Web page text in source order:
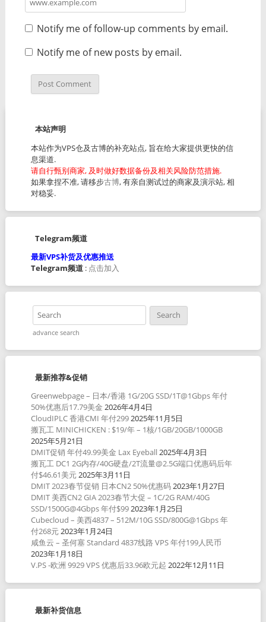
Notify me of follow-up comments by email.
Notify me of new posts by email.
本站声明
本站作为VPS仓及古博的补充站点, 旨在给大家提供更快的信
息渠道.
请自行甄别商家, 及时做好数据备份及相关风险防范措施.
如果拿捏不准, 请移步古博, 有亲自测试过的商家及演示站, 相
对稳妥.
Telegram频道
最新VPS补货及优惠推送
Telegram频道: 点击加入
advance search
最新推荐&促销
Greenwebpage – 日本/香港 1G/20G SSD/1T@1Gbps 年付
50%优惠后17.79美金 2026年4月4日
CloudIPLC 香港CMI 年付2992025年11月5日
搬瓦工 MINICHICKEN : $19/年 – 1核/1GB/20GB/1000GB
2025年5月21日
DMIT促销 年付49.99美金 Lax Eyeball 2025年4月3日
搬瓦工 DC1 2G内存/40G硬盘/2T流量@2.5G端口优惠码后年
付$46.61美元2025年3月11日
DMIT 2023春节促销 日本CN2 50%优惠码2023年1月27日
DMIT 美西CN2 GIA 2023春节大促 – 1C/2G RAM/40G
SSD/1500G@4Gbps 年付$992023年1月25日
Cubecloud – 美西4837 – 512M/10G SSD/800G@1Gbps 年
付268元2023年1月24日
咸鱼云 – 圣何塞 Standard 4837线路 VPS 年付199人民币
2023年1月18日
V.PS -欧洲 9929 VPS 优惠后33.96欧元起 2022年12月11日
最新补货信息